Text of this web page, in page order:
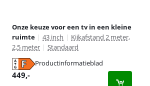
Onze keuze voor een tv in een kleine
ruimte | 43 inch | Kijkafstand 2 meter,
2,5 meter | Standaard
Productinformatieblad
449,-